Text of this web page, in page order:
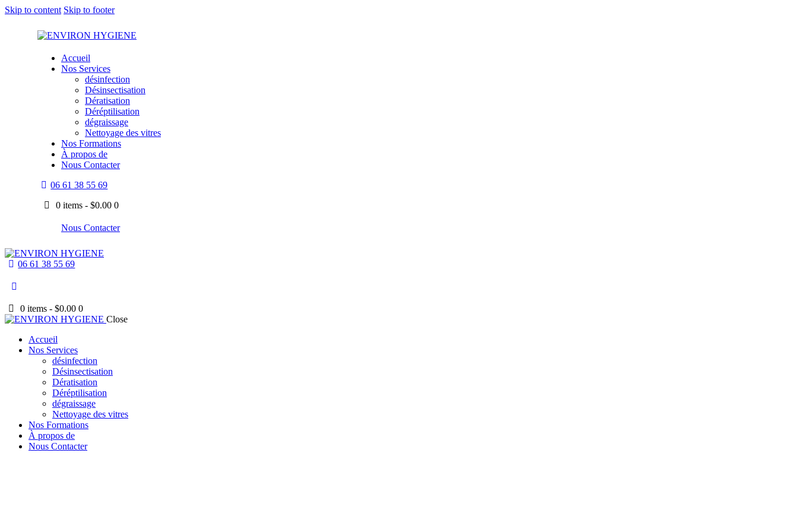
Skip to content Skip to footer
Accueil
Nos Services
désinfection
Désinsectisation
Dératisation
Déréptilisation
dégraissage
Nettoyage des vitres
Nos Formations
À propos de
Nous Contacter
06 61 38 55 69
0 items -$0.00 0
Nous Contacter
06 61 38 55 69
0 items -$0.00 0
Close
Accueil
Nos Services
désinfection
Désinsectisation
Dératisation
Déréptilisation
dégraissage
Nettoyage des vitres
Nos Formations
À propos de
Nous Contacter